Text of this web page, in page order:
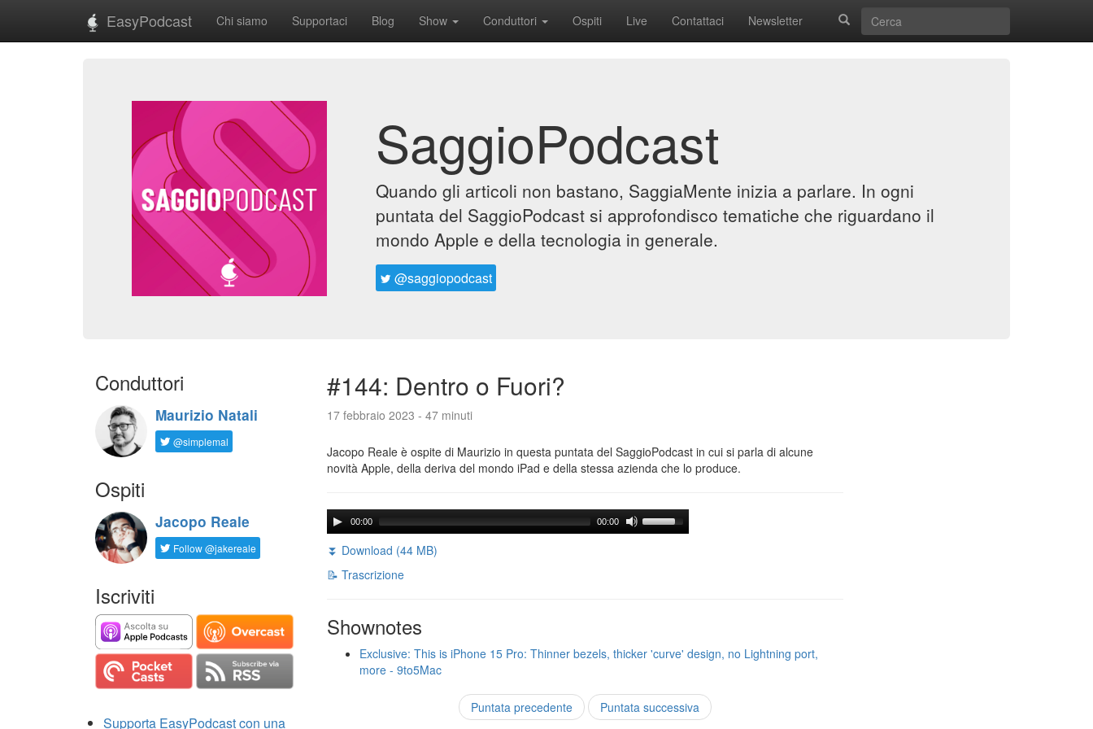
EasyPodcast Chi siamo Supportaci Blog Show Conduttori Ospiti Live Contattaci Newsletter
SaggioPodcast
Quando gli articoli non bastano, SaggiaMente inizia a parlare. In ogni
puntata del SaggioPodcast si approfondisco tematiche che riguardano il
mondo Apple e della tecnologia in generale.
@saggiopodcast
Conduttori
Maurizio Natali
@simplemal
Ospiti
Jacopo Reale
Follow @jakereale
Iscriviti
Supporta EasyPodcast con una
#144: Dentro o Fuori?
17 febbraio 2023 - 47 minuti
Jacopo Reale è ospite di Maurizio in questa puntata del SaggioPodcast in cui si parla di alcune
novità Apple, della deriva del mondo iPad e della stessa azienda che lo produce.
00:00 00:00
⏬ Download (44 MB)
📝 Trascrizione
Shownotes
Exclusive: This is iPhone 15 Pro: Thinner bezels, thicker 'curve' design, no Lightning port,
more - 9to5Mac
Puntata precedente Puntata successiva